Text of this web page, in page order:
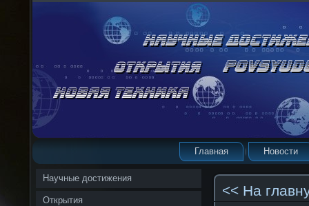
Главная Новости
Научные достижения
Открытия
<< На